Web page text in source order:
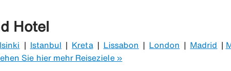
Reiseleistungen besteht, wie z. B. Transport und
Hotel
Istanbul Kreta Lissabon London Madrid
Sie hier mehr Reiseziele »